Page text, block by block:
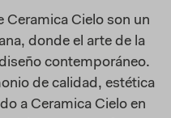
Ceramica Cielo son un
donde el arte de la
contemporáneo.
de calidad, estética
a Ceramica Cielo en